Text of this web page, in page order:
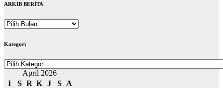
ARKIB BERITA
ARKIB
Kategori
Kategori
April 2026
I
S R K J S
A